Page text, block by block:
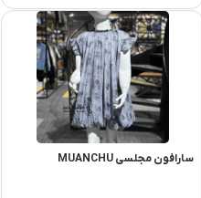
سارافون مجلسی MUANCHU